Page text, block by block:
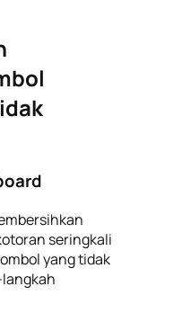
seringkali
yang tidak